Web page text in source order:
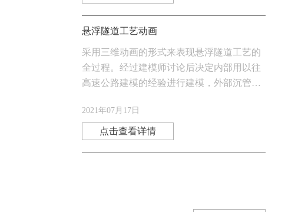
悬浮隧道工艺动画
采用三维动画的形式来表现悬浮隧道工艺的
全过程。经过建模师讨论后决定内部用以往
高速公路建模的经验进行建模，外部沉管则
的方式展现内部构造。
2021年07月17日
点击查看详情